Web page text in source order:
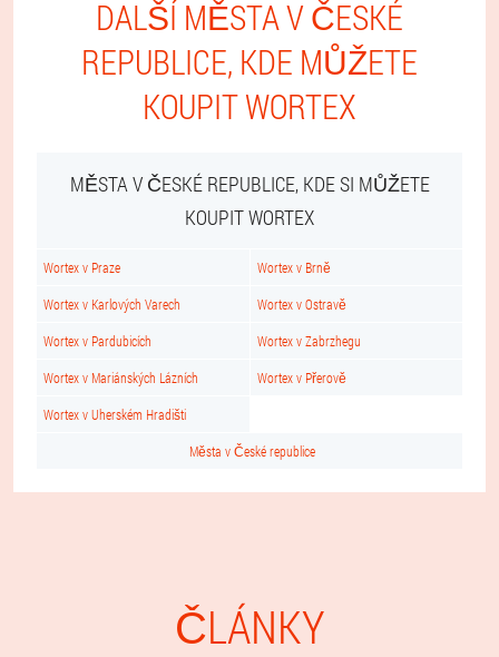
DALŠÍ MĚSTA V ČESKÉ
REPUBLICE, KDE MŮŽETE
KOUPIT WORTEX
MĚSTA V ČESKÉ REPUBLICE, KDE SI MŮŽETE
KOUPIT WORTEX
Wortex v Praze Wortex v Brně
Wortex v Karlových Varech Wortex v Ostravě
Wortex v Pardubicích Wortex v Zabrzhegu
Wortex v Mariánských Lázních Wortex v Přerově
Wortex v Uherském Hradišti
Města v České republice
ČLÁNKY